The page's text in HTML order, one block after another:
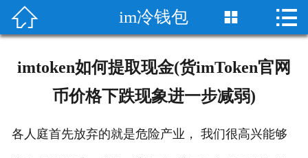
首页
imtoken wallet
 im冷钱包  
imtoken如何提取现金(货imToken官网
币价格下跌现象进一步减弱)
各人庭首先放弃的就是危险产业， 我们很高兴能够